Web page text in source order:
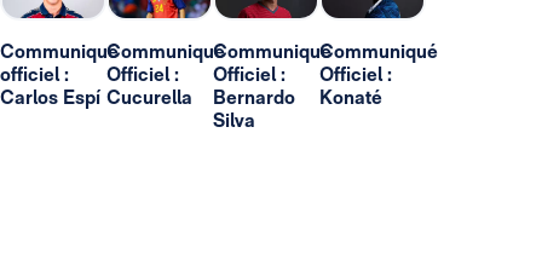
Communiqué
officiel :
Carlos Espí
Communiqué
Officiel :
Cucurella
Communiqué
Officiel :
Bernardo
Silva
Communiqué
Officiel :
Konaté